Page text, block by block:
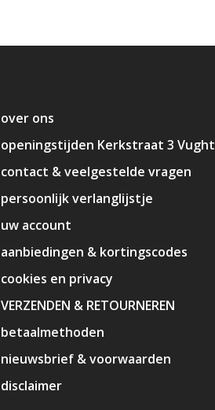
over ons
openingstijden Kerkstraat 3 Vught
contact & veelgestelde vragen
persoonlijk verlanglijstje
uw account
aanbiedingen & kortingscodes
cookies en privacy
VERZENDEN & RETOURNEREN
betaalmethoden
nieuwsbrief & voorwaarden
disclaimer